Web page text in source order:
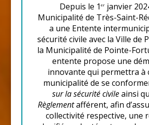
Depuis le 1er janvier
Municipalité de Très-Saint-
a une Entente
sécurité civile avec la Ville de
la Municipalité de Pointe-
entente propose une
innovante qui permettra à
municipalité de se
sur la sécurité civileainsi
Règlementafférent, afin
collectivité respective, une